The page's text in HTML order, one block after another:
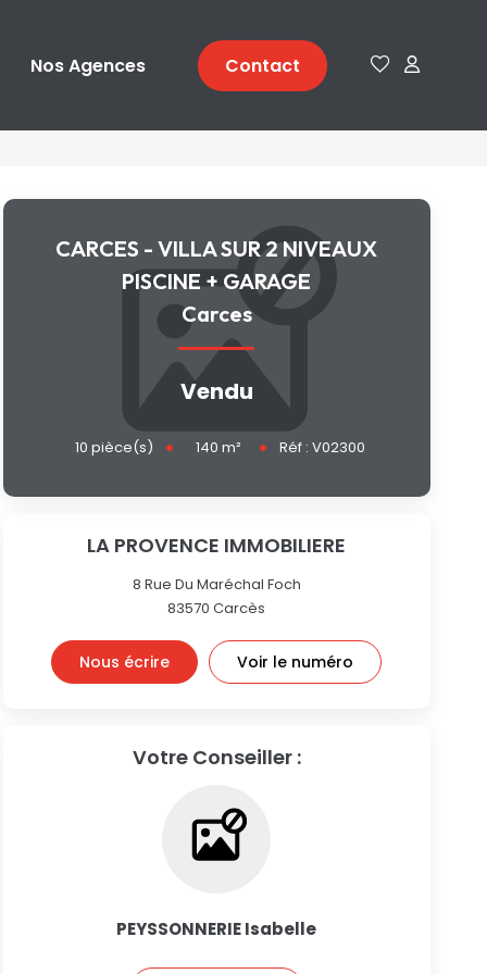
Nos Agences Contact
CARCES - VILLA SUR 2 NIVEAUX
PISCINE + GARAGE
Carces
Vendu
10 pièce(s) 140 m² Réf : V02300
LA PROVENCE IMMOBILIERE
8 Rue Du Maréchal Foch
83570Carcès
Nous écrire Voir le numéro
Votre Conseiller :
PEYSSONNERIE Isabelle